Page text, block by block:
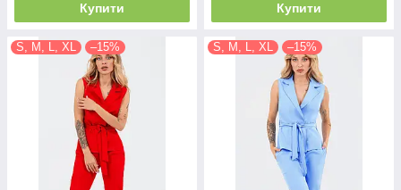
Купити Купити
S, M, L, XL –15% S, M, L, XL –15%